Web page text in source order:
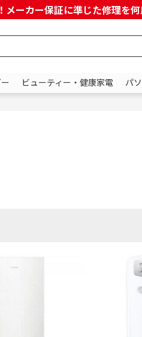
ーカー保証に準じた修理を何
ビューティー・健康家電 パ